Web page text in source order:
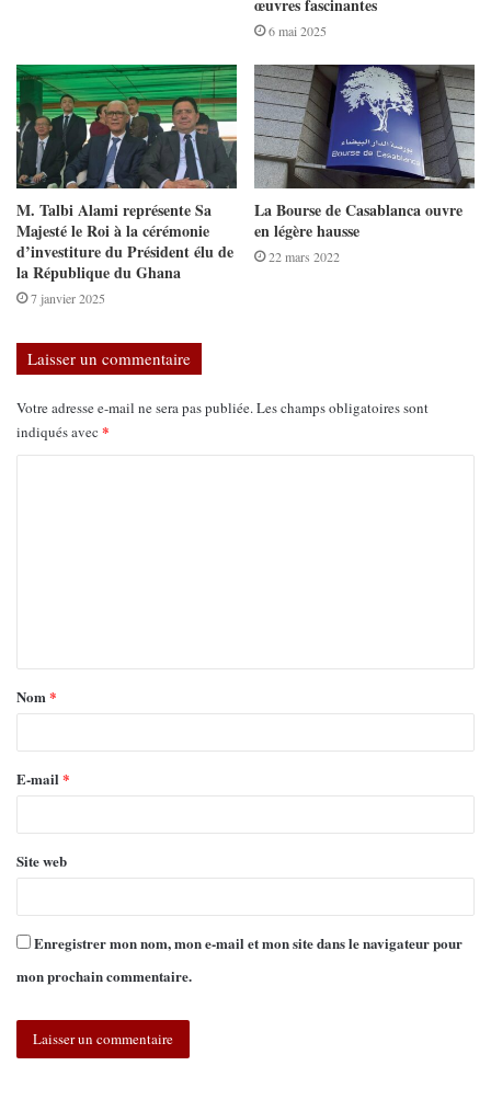
œuvres fascinantes
6 mai 2025
M. Talbi Alami représente Sa
Majesté le Roi à la cérémonie
d’investiture du Président élu de
la République du Ghana
7 janvier 2025
La Bourse de Casablanca ouvre
en légère hausse
22 mars 2022
Laisser un commentaire
Votre adresse e-mail ne sera pas publiée.Les champs obligatoires sont
indiqués avec *
Nom*
E-mail *
Site web
Enregistrer mon nom, mon e-mail et mon site dans le navigateur pour
mon prochain commentaire.